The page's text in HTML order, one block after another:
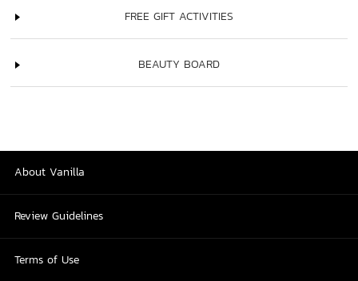
FREE GIFT ACTIVITIES
BEAUTY BOARD
About Vanilla
Review Guidelines
Terms of Use